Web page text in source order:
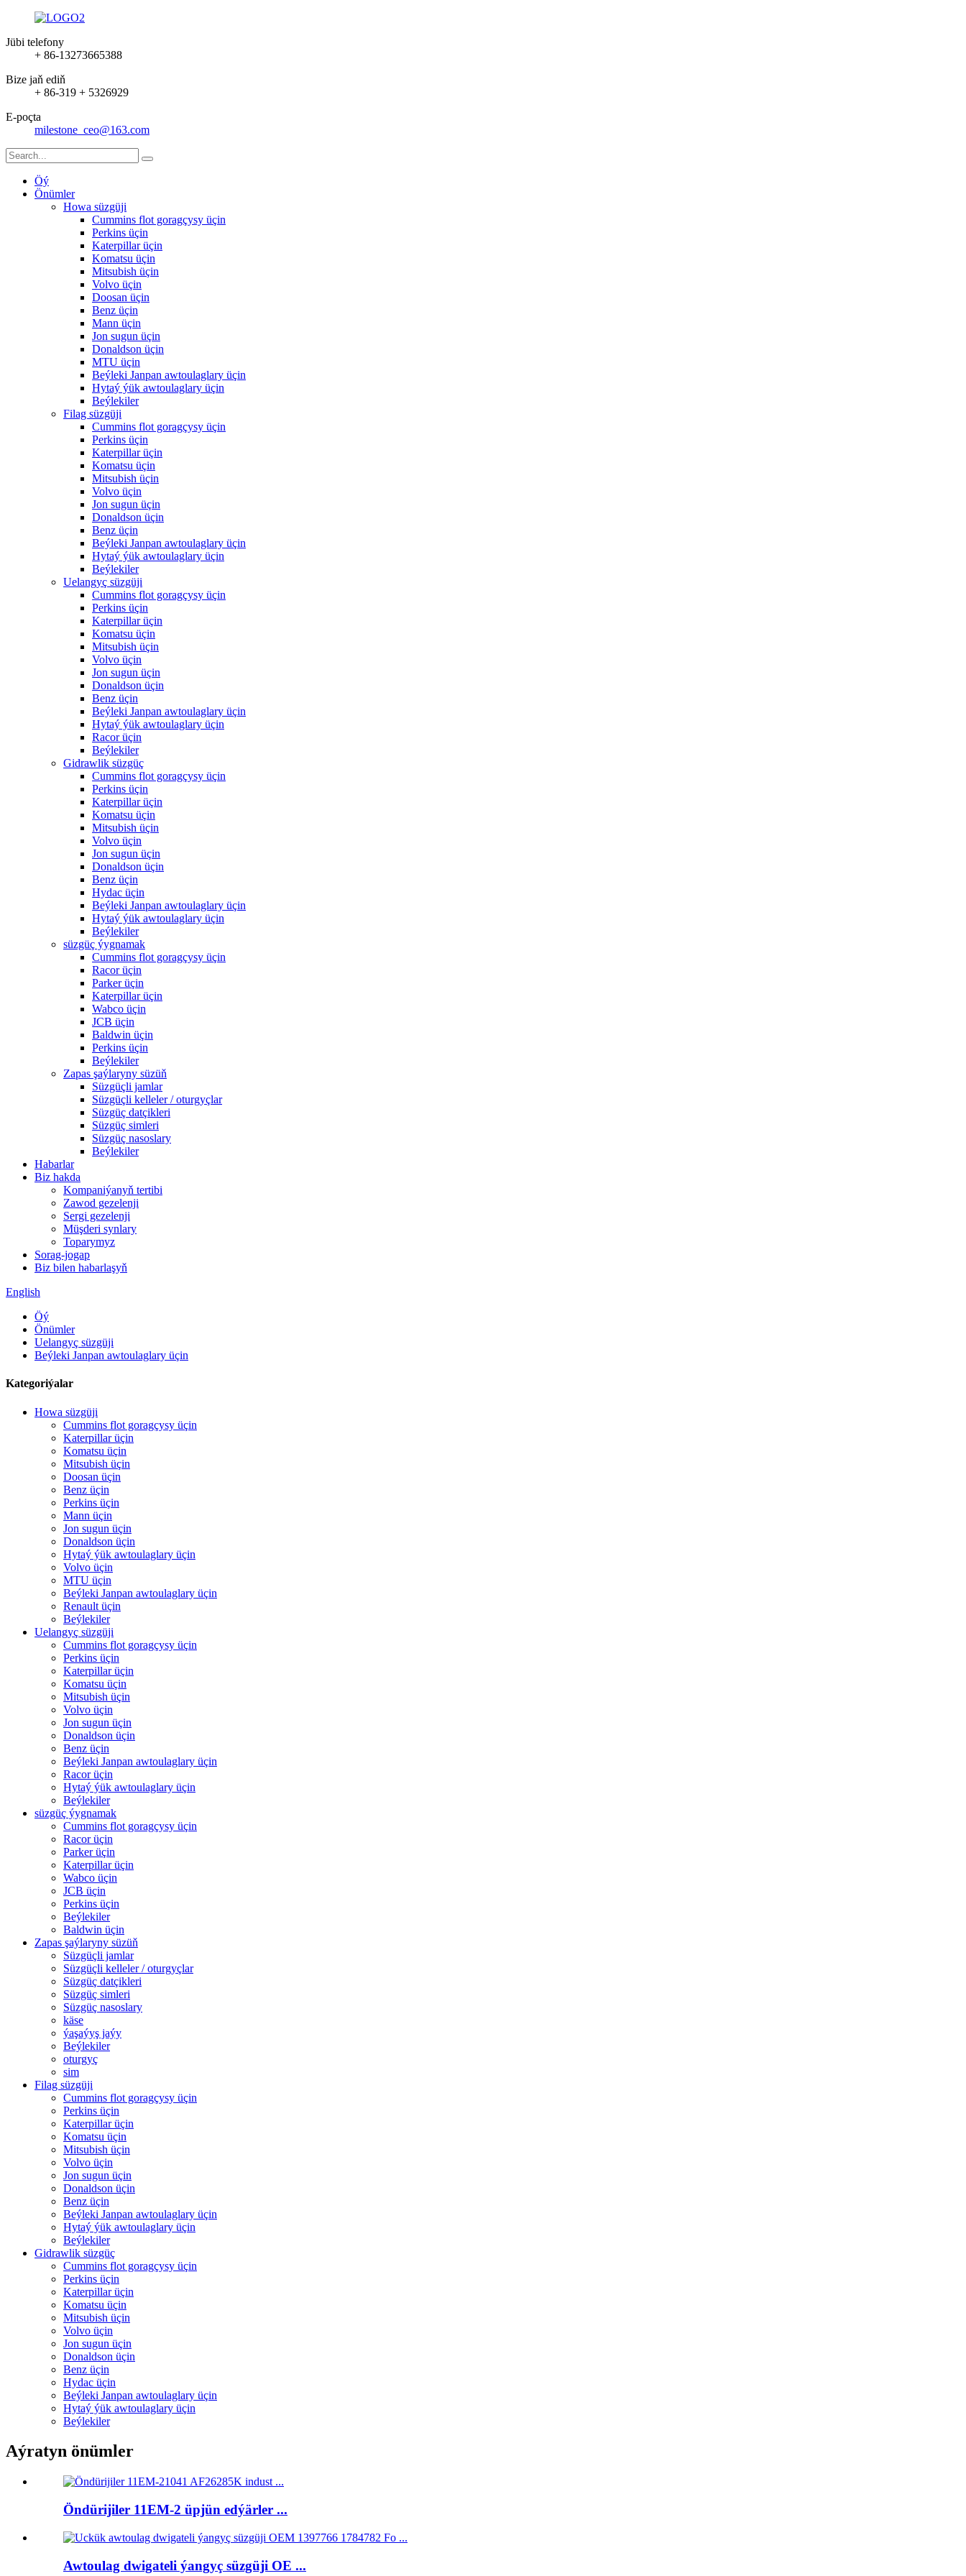
Jübi telefony
+ 86-13273665388
Bize jaň ediň
+ 86-319 + 5326929
E-poçta
milestone_ceo@163.com
Öý
Önümler
Howa süzgüji
Cummins flot goragçysy üçin
Perkins üçin
Katerpillar üçin
Komatsu üçin
Mitsubish üçin
Volvo üçin
Doosan üçin
Benz üçin
Mann üçin
Jon sugun üçin
Donaldson üçin
MTU üçin
Beýleki Janpan awtoulaglary üçin
Hytaý ýük awtoulaglary üçin
Beýlekiler
Filag süzgüji
Cummins flot goragçysy üçin
Perkins üçin
Katerpillar üçin
Komatsu üçin
Mitsubish üçin
Volvo üçin
Jon sugun üçin
Donaldson üçin
Benz üçin
Beýleki Janpan awtoulaglary üçin
Hytaý ýük awtoulaglary üçin
Beýlekiler
Uelangyç süzgüji
Cummins flot goragçysy üçin
Perkins üçin
Katerpillar üçin
Komatsu üçin
Mitsubish üçin
Volvo üçin
Jon sugun üçin
Donaldson üçin
Benz üçin
Beýleki Janpan awtoulaglary üçin
Hytaý ýük awtoulaglary üçin
Racor üçin
Beýlekiler
Gidrawlik süzgüç
Cummins flot goragçysy üçin
Perkins üçin
Katerpillar üçin
Komatsu üçin
Mitsubish üçin
Volvo üçin
Jon sugun üçin
Donaldson üçin
Benz üçin
Hydac üçin
Beýleki Janpan awtoulaglary üçin
Hytaý ýük awtoulaglary üçin
Beýlekiler
süzgüç ýygnamak
Cummins flot goragçysy üçin
Racor üçin
Parker üçin
Katerpillar üçin
Wabco üçin
JCB üçin
Baldwin üçin
Perkins üçin
Beýlekiler
Zapas şaýlaryny süzüň
Süzgüçli jamlar
Süzgüçli kelleler / oturgyçlar
Süzgüç datçikleri
Süzgüç simleri
Süzgüç nasoslary
Beýlekiler
Habarlar
Biz hakda
Kompaniýanyň tertibi
Zawod gezelenji
Sergi gezelenji
Müşderi synlary
Toparymyz
Sorag-jogap
Biz bilen habarlaşyň
English
Öý
Önümler
Uelangyç süzgüji
Beýleki Janpan awtoulaglary üçin
Kategoriýalar
Howa süzgüji
Cummins flot goragçysy üçin
Katerpillar üçin
Komatsu üçin
Mitsubish üçin
Doosan üçin
Benz üçin
Perkins üçin
Mann üçin
Jon sugun üçin
Donaldson üçin
Hytaý ýük awtoulaglary üçin
Volvo üçin
MTU üçin
Beýleki Janpan awtoulaglary üçin
Renault üçin
Beýlekiler
Uelangyç süzgüji
Cummins flot goragçysy üçin
Perkins üçin
Katerpillar üçin
Komatsu üçin
Mitsubish üçin
Volvo üçin
Jon sugun üçin
Donaldson üçin
Benz üçin
Beýleki Janpan awtoulaglary üçin
Racor üçin
Hytaý ýük awtoulaglary üçin
Beýlekiler
süzgüç ýygnamak
Cummins flot goragçysy üçin
Racor üçin
Parker üçin
Katerpillar üçin
Wabco üçin
JCB üçin
Perkins üçin
Beýlekiler
Baldwin üçin
Zapas şaýlaryny süzüň
Süzgüçli jamlar
Süzgüçli kelleler / oturgyçlar
Süzgüç datçikleri
Süzgüç simleri
Süzgüç nasoslary
käse
ýaşaýyş jaýy
Beýlekiler
oturgyç
sim
Filag süzgüji
Cummins flot goragçysy üçin
Perkins üçin
Katerpillar üçin
Komatsu üçin
Mitsubish üçin
Volvo üçin
Jon sugun üçin
Donaldson üçin
Benz üçin
Beýleki Janpan awtoulaglary üçin
Hytaý ýük awtoulaglary üçin
Beýlekiler
Gidrawlik süzgüç
Cummins flot goragçysy üçin
Perkins üçin
Katerpillar üçin
Komatsu üçin
Mitsubish üçin
Volvo üçin
Jon sugun üçin
Donaldson üçin
Benz üçin
Hydac üçin
Beýleki Janpan awtoulaglary üçin
Hytaý ýük awtoulaglary üçin
Beýlekiler
Aýratyn önümler
Öndürijiler 11EM-2 üpjün edýärler ...
Awtoulag dwigateli ýangyç süzgüji OE ...